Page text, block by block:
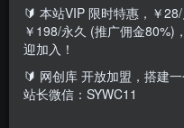
课程目录
1第一节为什么团购能让门
🔰 本站VIP 限时特惠，￥
￥198/永久 (推广佣金80%)
迎加入！
🔰 网创库 开放加盟，搭建
站长微信：SYWC11